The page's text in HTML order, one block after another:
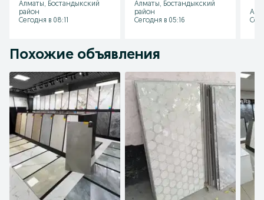
Алматы, Бостандыкский
район
Сегодня в 08:11
Алматы, Бостандыкский
район
Сегодня в 05:16
Похожие объявления